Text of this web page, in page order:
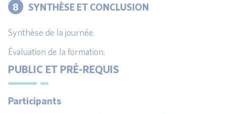
8 SYNTHÈSE ET CONCLUSION
Synthèse de la journée.
Évaluation de la formation.
PUBLIC ET PRÉ-REQUIS
Participants